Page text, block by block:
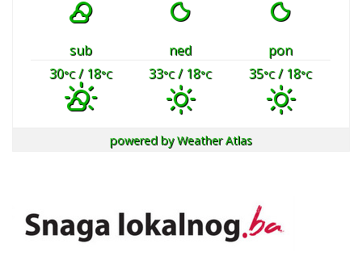
sub ned
pon
30°C/ 18°C 33°C/ 18°C 35°C/ 18°C
powered byWeather Atlas